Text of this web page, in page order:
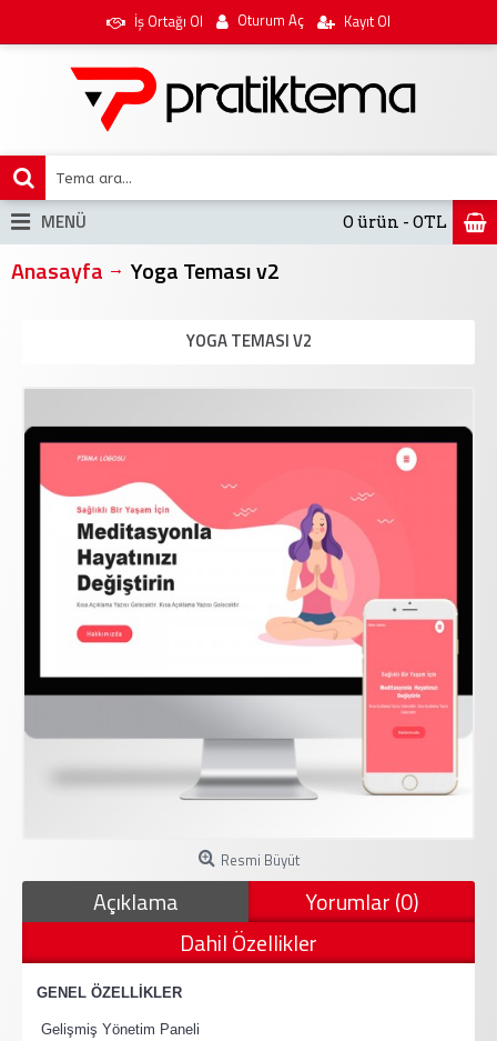
İş Ortağı Ol Oturum Aç Kayıt Ol
0 ürün - 0TL
MENÜ
Anasayfa Yoga Teması v2
YOGA TEMASI V2
Resmi Büyüt
Açıklama
Yorumlar (0)
Dahil Özellikler
GENEL ÖZELLİKLER
Gelişmiş Yönetim Paneli